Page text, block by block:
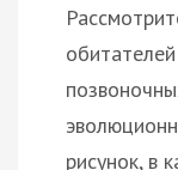
рисунок, в